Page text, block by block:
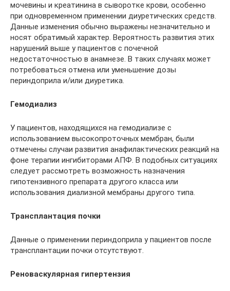
мочевины и креатинина в сыворотке крови, особенно
при одновременном применении диуретических средств.
Данные изменения обычно выражены незначительно и
носят обратимый характер. Вероятность развития этих
нарушений выше у пациентов с почечной
недостаточностью в анамнезе. В таких случаях может
потребоваться отмена или уменьшение дозы
периндоприла и/или диуретика.
Гемодиализ
У пациентов, находящихся на гемодиализе с
использованием высокопроточных мембран, были
отмечены случаи развития анафилактических реакций на
фоне терапии ингибиторами АПФ. В подобных ситуациях
следует рассмотреть возможность назначения
гипотензивного препарата другого класса или
использования диализной мембраны другого типа.
Трансплантация почки
Данные о применении периндоприла у пациентов после
трансплантации почки отсутствуют.
Реноваскулярная гипертензия